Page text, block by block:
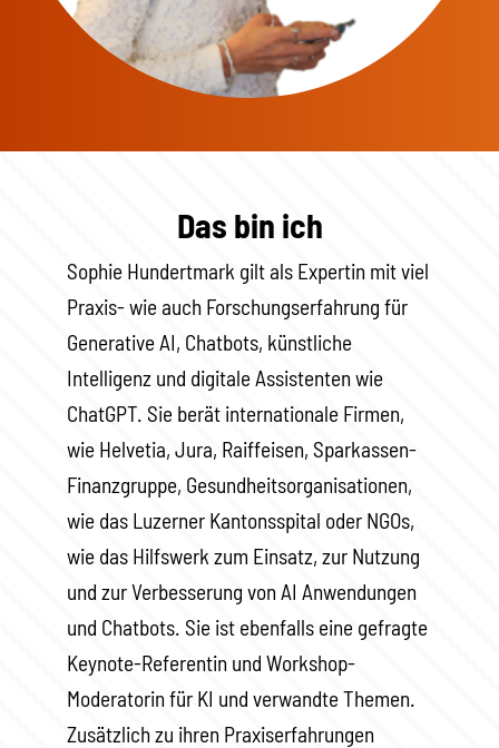
Das bin ich
Sophie Hundertmark gilt als Expertin mit viel
Praxis- wie auch Forschungserfahrung für
Generative AI, Chatbots, künstliche
Intelligenz und digitale Assistenten wie
ChatGPT. Sie berät internationale Firmen,
wie Helvetia, Jura, Raiffeisen, Sparkassen-
Finanzgruppe, Gesundheitsorganisationen,
wie das Luzerner Kantonsspital oder NGOs,
wie das Hilfswerk zum Einsatz, zur Nutzung
und zur Verbesserung von AI Anwendungen
und Chatbots. Sie ist ebenfalls eine gefragte
Keynote-Referentin und Workshop-
Moderatorin für KI und verwandte Themen.
Zusätzlich zu ihren Praxiserfahrungen